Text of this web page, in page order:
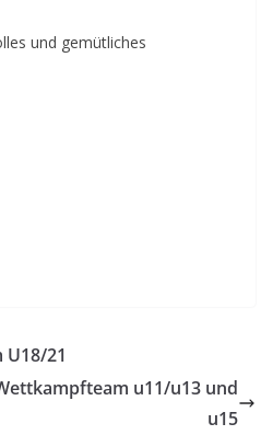
und gemütliches
U18/21
u11/u13 und
u15